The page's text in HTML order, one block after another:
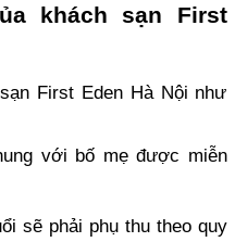
khách sạn First
First Eden Hà Nội như
với bố mẹ được miễn
sẽ phải phụ thu theo quy